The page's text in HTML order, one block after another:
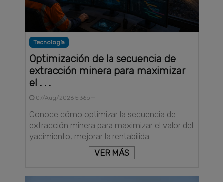
Tecnología
Optimización de la secuencia de
extracción minera para maximizar
el . . .
07/Aug/2026 5:36pm
Conoce cómo optimizar la secuencia de
extracción minera para maximizar el valor del
yacimiento, mejorar la rentabilida . . .
VER MÁS